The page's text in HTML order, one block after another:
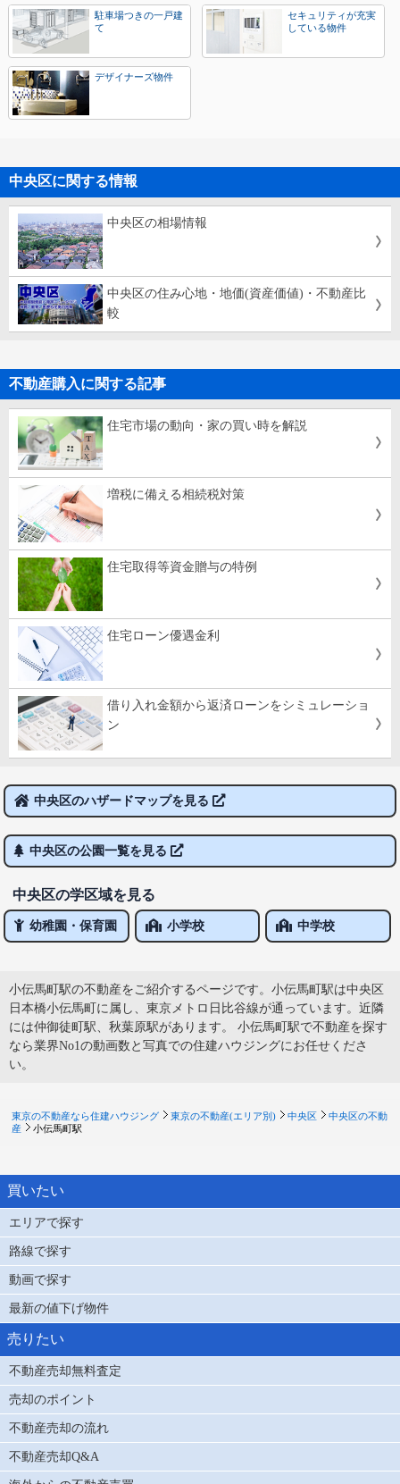
駐車場つきの一戸建
て
セキュリティが充実
している物件
デザイナーズ物件
中央区に関する情報
中央区の相場情報
中央区の住み心地・地価(資産価値)・不動産比
較
不動産購入に関する記事
住宅市場の動向・家の買い時を解説
増税に備える相続税対策
住宅取得等資金贈与の特例
住宅ローン優遇金利
借り入れ金額から返済ローンをシミュレーショ
ン
中央区のハザードマップを見る
中央区の公園一覧を見る
中央区の学区域を見る
幼稚園・保育園 小学校 中学校
小伝馬町駅の不動産をご紹介するページです。小伝馬町駅は中央区
日本橋小伝馬町に属し、東京メトロ日比谷線が通っています。近隣
には仲御徒町駅、秋葉原駅があります。 小伝馬町駅で不動産を探す
なら業界No1の動画数と写真での住建ハウジングにお任せくださ
い。
東京の不動産なら住建ハウジング 東京の不動産(エリア別) 中央区
中央区の不動
産
小伝馬町駅
買いたい
エリアで探す
路線で探す
動画で探す
最新の値下げ物件
売りたい
不動産売却無料査定
売却のポイント
不動産売却の流れ
不動産売却Q&A